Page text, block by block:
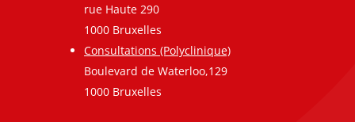
rue Haute 290
1000 Bruxelles
Consultations (Polyclinique)
Boulevard de Waterloo,129
1000 Bruxelles